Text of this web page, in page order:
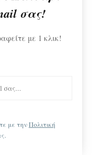
σας!
με 1 κλικ!
με τηνΠολιτική